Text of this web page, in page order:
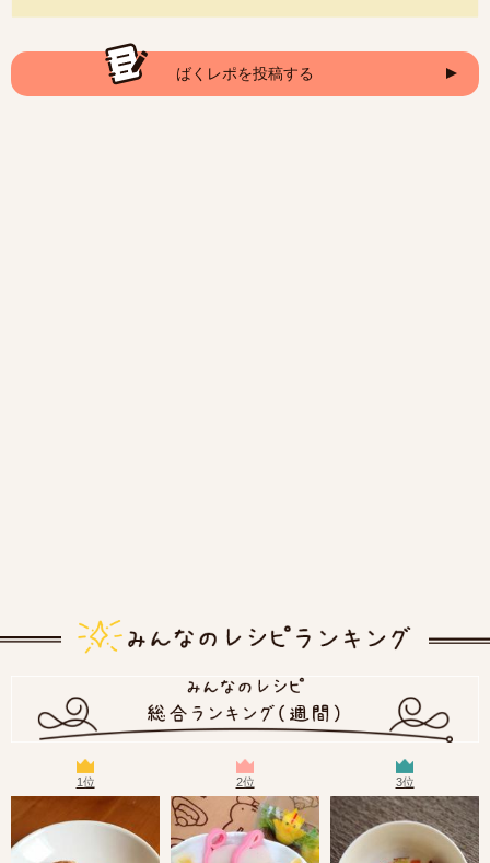
ばくレポを投稿する
1位 2位 3位